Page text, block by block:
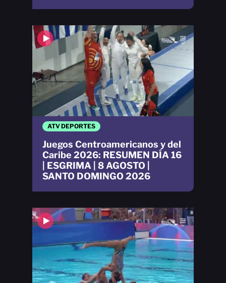
ATV DEPORTES
Juegos Centroamericanos y del
Caribe 2026: RESUMEN DÍA 16
| ESGRIMA | 8 AGOSTO |
SANTO DOMINGO 2026